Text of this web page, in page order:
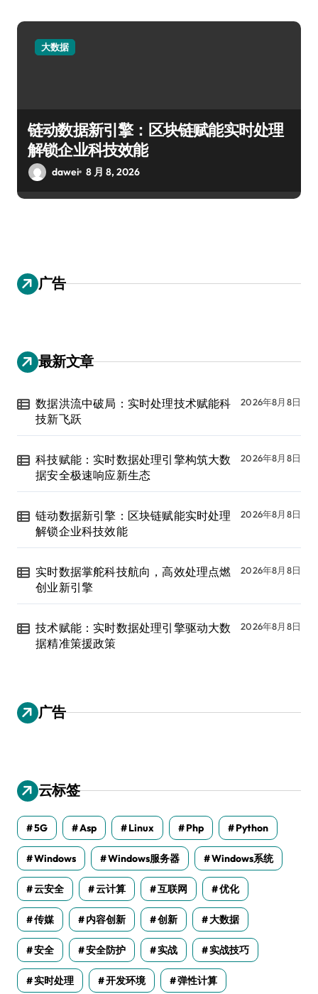
大数据
链动数据新引擎：区块链赋能实时处理
解锁企业科技效能
dawei 8 月 8, 2026
广告
最新文章
数据洪流中破局：实时处理技术赋能科
技新飞跃
2026年8月8日
科技赋能：实时数据处理引擎构筑大数
据安全极速响应新生态
2026年8月8日
链动数据新引擎：区块链赋能实时处理
解锁企业科技效能
2026年8月8日
实时数据掌舵科技航向，高效处理点燃
创业新引擎
2026年8月8日
技术赋能：实时数据处理引擎驱动大数
据精准策援政策
2026年8月8日
广告
云标签
5G Asp Linux Php Python
Windows Windows服务器 Windows系统
云安全 云计算 互联网 优化
传媒 内容创新 创新 大数据
安全 安全防护 实战 实战技巧
实时处理 开发环境 弹性计算